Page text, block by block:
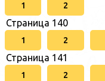
1 2
Страница 140
1 2
Страница 141
1 2